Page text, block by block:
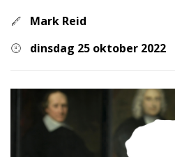
Mark Reid
dinsdag 25 oktober 2022